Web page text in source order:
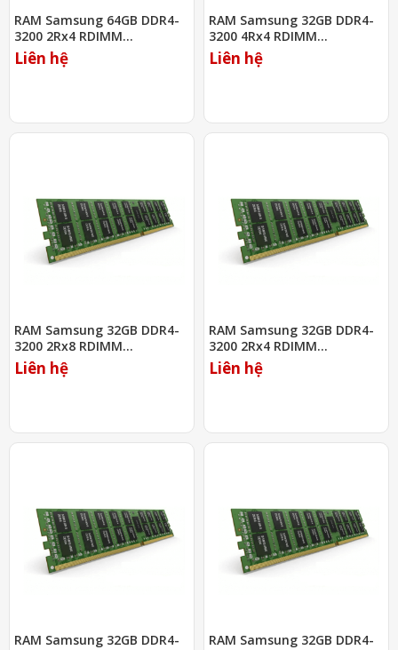
RAM Samsung 64GB DDR4-
3200 2Rx4 RDIMM
(M393A8G40BB4-CWE)
Liên hệ
RAM Samsung 32GB DDR4-
3200 4Rx4 RDIMM
(M393A4G40BB3-CWE)
Liên hệ
RAM Samsung 32GB DDR4-
3200 2Rx8 RDIMM
(M393A4G43AB3-CWE)
Liên hệ
RAM Samsung 32GB DDR4-
3200 2Rx4 RDIMM
(M393A4K40DB2-CWE)
Liên hệ
RAM Samsung 32GB DDR4-
RAM Samsung 32GB DDR4-